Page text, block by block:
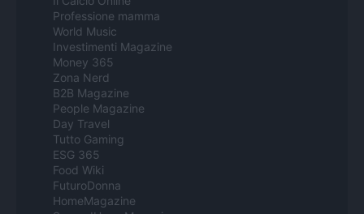
Professione mamma
World Music
Investimenti Magazine
Money 365
Zona Nerd
B2B Magazine
People Magazine
Day Travel
Tutto Gaming
ESG 365
Food Wiki
FuturoDonna
HomeMagazine